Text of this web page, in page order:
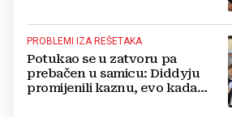
PROBLEMI IZA REŠETAKA
Potukao se u zatvoru pa
prebačen u samicu: Diddyju
promijenili kaznu, evo kada